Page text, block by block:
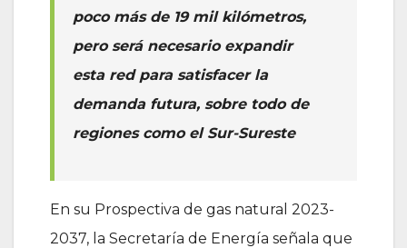
poco más de 19 mil kilómetros,
pero será necesario expandir
esta red para satisfacer la
demanda futura, sobre todo de
regiones como el Sur-Sureste
En su Prospectiva de gas natural 2023-
2037, la Secretaría de Energía señala que